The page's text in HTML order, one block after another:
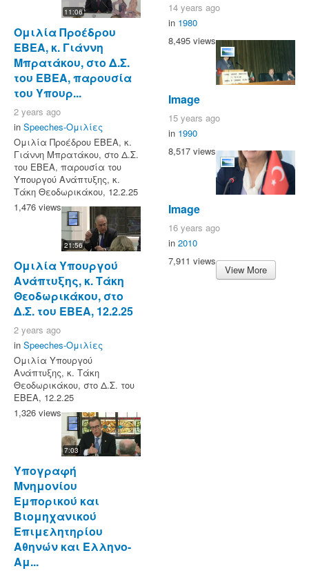
11:06
Ομιλία Προέδρου
ΕΒΕΑ, κ. Γιάννη
Μπρατάκου, στο Δ.Σ.
του ΕΒΕΑ, παρουσία
του Υπουρ...
2 years ago
in Speeches-Ομιλίες
Ομιλία Προέδρου ΕΒΕΑ, κ.
Γιάννη Μπρατάκου, στο Δ.Σ.
του ΕΒΕΑ, παρουσία του
Υπουργού Ανάπτυξης, κ.
Τάκη Θεοδωρικάκου, 12.2.25
1,476 views
21:56
Ομιλία Υπουργού
Ανάπτυξης, κ. Τάκη
Θεοδωρικάκου, στο
Δ.Σ. του ΕΒΕΑ, 12.2.25
2 years ago
in Speeches-Ομιλίες
Ομιλία Υπουργού
Ανάπτυξης, κ. Τάκη
Θεοδωρικάκου, στο Δ.Σ. του
ΕΒΕΑ, 12.2.25
1,326 views
7:03
Υπογραφή
Μνημονίου
Εμπορικού και
Βιομηχανικού
Επιμελητηρίου
Αθηνών και Ελληνο-
Αμ...
14 years ago
in 1980
8,495 views
Image
15 years ago
in 1990
8,517 views
Image
16 years ago
in 2010
7,911 views
View More